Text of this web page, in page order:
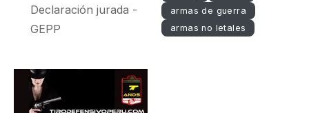
Declaración jurada -
GEPP
armas de guerra
armas no letales